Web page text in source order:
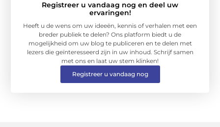
Registreer u vandaag nog en deel uw
ervaringen!
Heeft u de wens om uw ideeën, kennis of verhalen met een
breder publiek te delen? Ons platform biedt u de
mogelijkheid om uw blog te publiceren en te delen met
lezers die geïnteresseerd zijn in uw inhoud. Schrijf samen
met ons en laat uw stem klinken!
Registreer u vandaag nog